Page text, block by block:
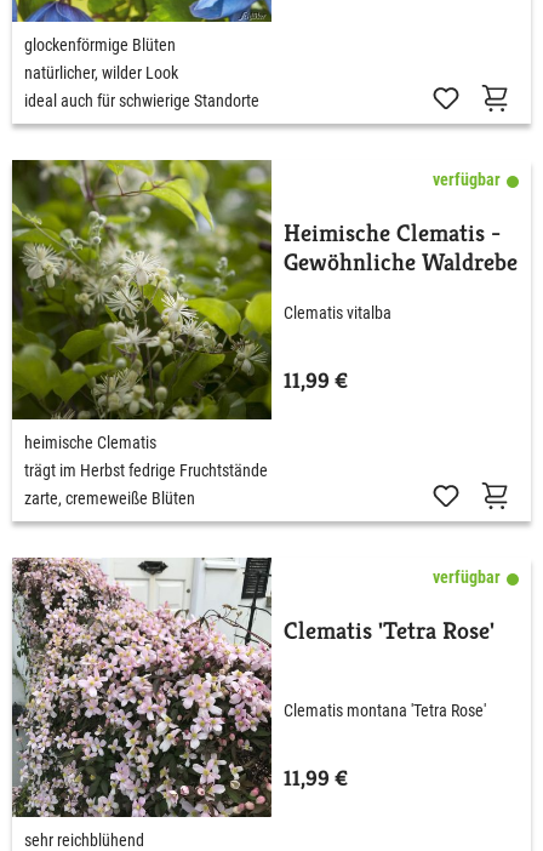
glockenförmige Blüten
natürlicher, wilder Look
ideal auch für schwierige Standorte
verfügbar
Heimische Clematis -
Gewöhnliche Waldrebe
Clematis vitalba
11,99 €
heimische Clematis
trägt im Herbst fedrige Fruchtstände
zarte, cremeweiße Blüten
verfügbar
Clematis 'Tetra Rose'
Clematis montana 'Tetra Rose'
11,99 €
sehr reichblühend